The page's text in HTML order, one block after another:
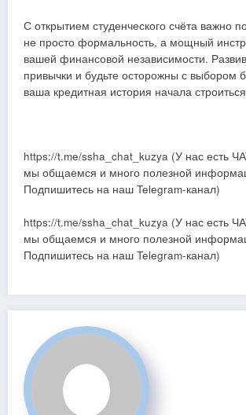
С открытием студенческого счёта важно
не просто формальность, а мощный
вашей финансовой независимости.
привычки и будьте осторожны с выбором
ваша кредитная история начала
https://t.me/ssha_chat_kuzya (У нас есть
мы общаемся и много полезной
Подпишитесь на наш Telegram-канал)
https://t.me/ssha_chat_kuzya (У нас есть
мы общаемся и много полезной
Подпишитесь на наш Telegram-канал)